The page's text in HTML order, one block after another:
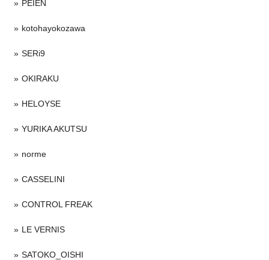
PEIEN
kotohayokozawa
SERi9
OKIRAKU
HELOYSE
YURIKA AKUTSU
norme
CASSELINI
CONTROL FREAK
LE VERNIS
SATOKO_OISHI